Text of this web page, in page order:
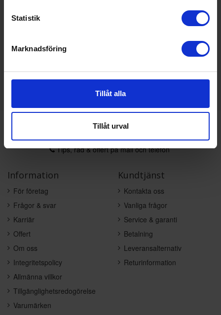
Statistik
Marknadsföring
Tillåt alla
Tillåt urval
Effekt (w): 500
373:-
KÖP
Tips, råd & offert på mail och telefon
Information
För företag
Frågor & svar
Karriär
Offert
Om oss
Integritetspolicy
Allmänna villkor
Tillgänglighetsredogörelse
Varumärken
Kundtjänst
Kontakta oss
Vanliga frågor
Service & garanti
Betalning
Leveransalternativ
Returinformation